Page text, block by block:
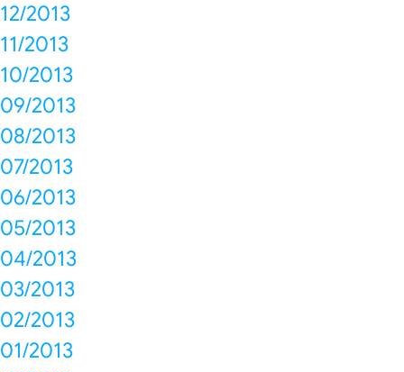
12/2013
11/2013
10/2013
09/2013
08/2013
07/2013
06/2013
05/2013
04/2013
03/2013
02/2013
01/2013